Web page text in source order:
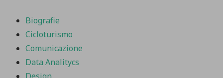
Biografie
Cicloturismo
Comunicazione
Data Analitycs